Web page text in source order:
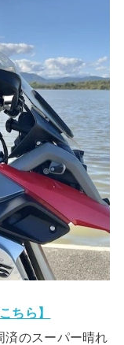
ちら】
済のスーパー晴れ